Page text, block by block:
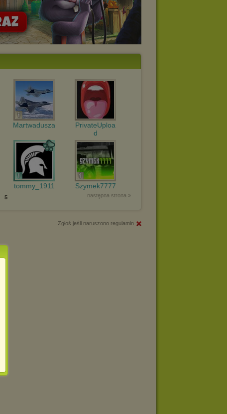
Martwadusza
PrivateUploa
d
tommy_1911
Szymek7777
następna strona »
5
Zgłoś jeśli naruszono regulamin